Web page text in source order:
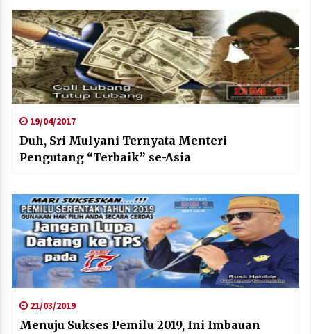
19/04/2017
Duh, Sri Mulyani Ternyata Menteri
Pengutang “Terbaik” se-Asia
21/03/2019
Menuju Sukses Pemilu 2019, Ini Imbauan